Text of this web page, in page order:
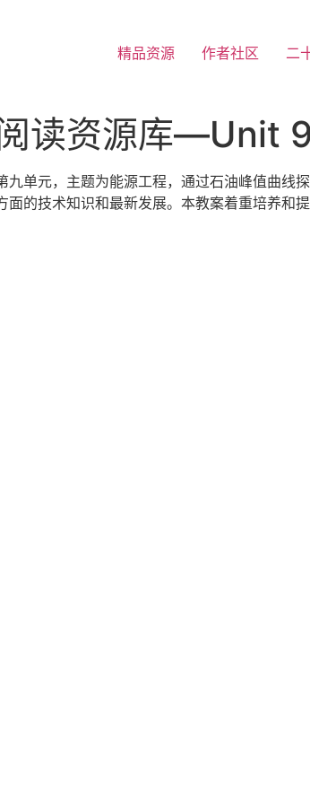
精品资源 作者社区 二
读资源库—Unit
九单元，主题为能源工程，通过石油峰值曲
的技术知识和最新发展。本教案着重培养和